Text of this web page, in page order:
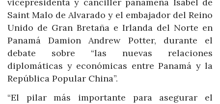
Saint Malo de Alvarado y el embajador del Reino
Unido de Gran Bretaña e Irlanda del Norte en
Panamá Damion Andrew Potter, durante el
debate sobre “las nuevas relaciones
diplomáticas y económicas entre Panamá y la
República Popular China”.
“El pilar más importante para asegurar el